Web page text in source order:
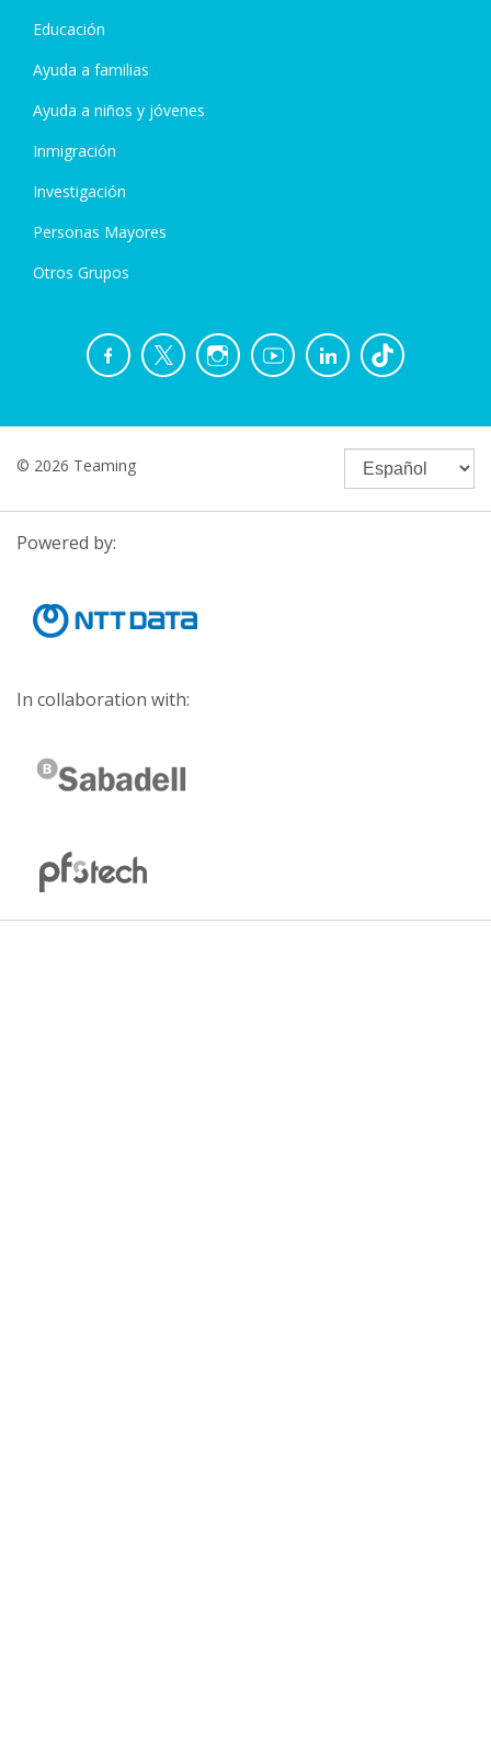
Educación
Ayuda a familias
Ayuda a niños y jóvenes
Inmigración
Investigación
Personas Mayores
Otros Grupos
© 2026 Teaming
Powered by:
In collaboration with: